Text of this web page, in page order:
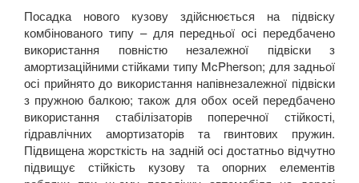
Посадка нового кузову здійснюється на підвіску
комбінованого типу – для передньої осі передбачено
використання повністю незалежної підвіски з
амортизаційними стійками типу McPherson; для задньої
осі прийнято до використання напівнезалежної підвіски
з пружною балкою; також для обох осей передбачено
використання стабілізаторів поперечної стійкості,
гідравлічних амортизаторів та гвинтових пружин.
Підвищена жорсткість на задній осі достатньо відчутно
підвищує стійкість кузову та опорних елементів